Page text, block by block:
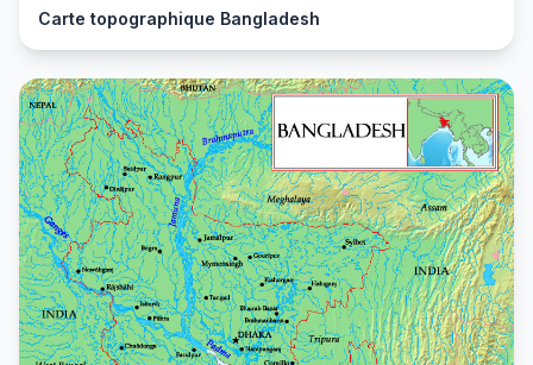
Carte topographique Bangladesh